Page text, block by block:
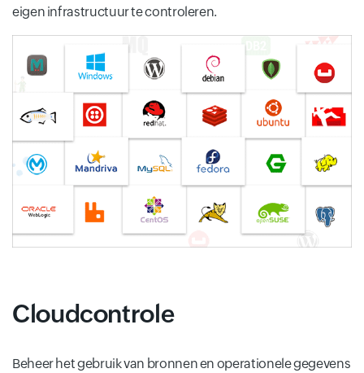
eigen infrastructuur te controleren.
Cloudcontrole
Beheer het gebruik van bronnen en operationele gegevens